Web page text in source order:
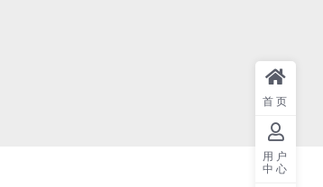
首页
用户
中心